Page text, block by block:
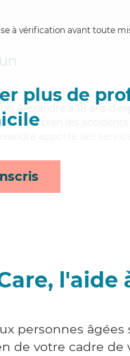
à vérification avant toute
plus de
Alexandre a 18 ans
bien les accidents
personnes
de votre cadre